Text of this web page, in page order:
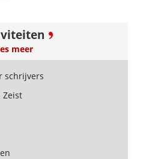
meer
schrijvers
Zeist